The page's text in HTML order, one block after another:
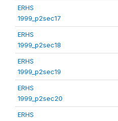
ERHS
1999_p2sec17
ERHS
1999_p2sec18
ERHS
1999_p2sec19
ERHS
1999_p2sec20
ERHS